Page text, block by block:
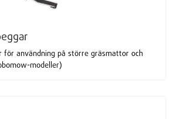
för användning på större gräsmattor och
modeller)